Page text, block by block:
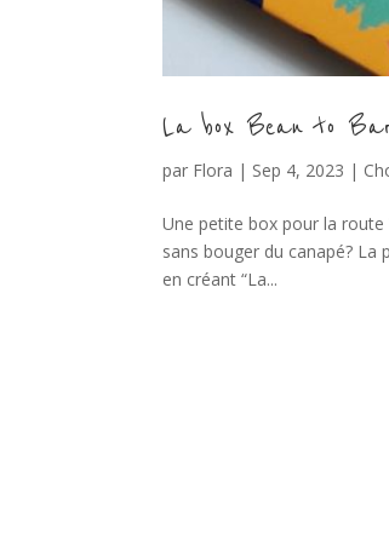
La box Bean to
par Flora | Sep 4, 2023 |
Une petite box pour la route
sans bouger du canapé? La
en créant “La...